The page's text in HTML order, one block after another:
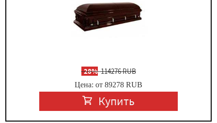
-28%114276 RUB
Цена: от 89278 RUB
Купить